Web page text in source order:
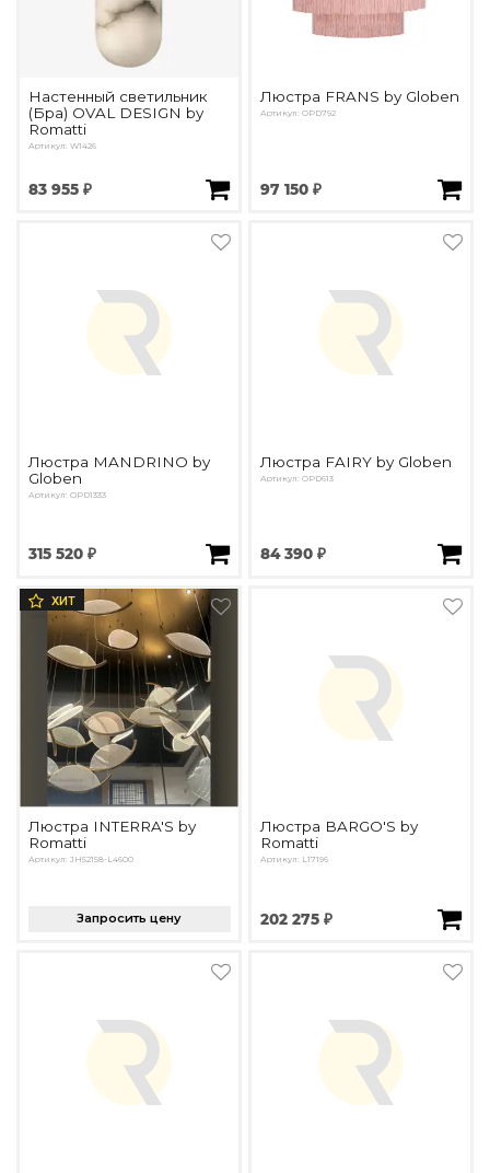
Настенный светильник
(Бра) OVAL DESIGN by
Romatti
Артикул: W1426
83 955 ₽
Люстра FRANS by Globen
Артикул: OPD792
97 150 ₽
Люстра MANDRINO by
Globen
Артикул: OPD1333
315 520 ₽
Люстра FAIRY by Globen
Артикул: OPD613
84 390 ₽
ХИТ
Люстра INTERRA'S by
Romatti
Артикул: JH52158-L4600
Запросить цену
Люстра BARGO'S by
Romatti
Артикул: L17196
202 275 ₽